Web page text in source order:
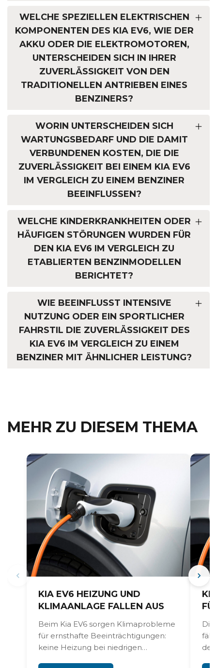
WELCHE SPEZIELLEN ELEKTRISCHEN
KOMPONENTEN DES KIA EV6, WIE DER
AKKU ODER DIE ELEKTROMOTOREN,
UNTERSCHEIDEN SICH IN IHRER
ZUVERLÄSSIGKEIT VON DEN
TRADITIONELLEN ANTRIEBEN EINES
BENZINERS?
WORIN UNTERSCHEIDEN SICH
WARTUNGSBEDARF UND DIE DAMIT
VERBUNDENEN KOSTEN, DIE DIE
ZUVERLÄSSIGKEIT BEI EINEM KIA EV6
IM VERGLEICH ZU EINEM BENZINER
BEEINFLUSSEN?
WELCHE KINDERKRANKHEITEN ODER
HÄUFIGEN STÖRUNGEN WURDEN FÜR
DEN KIA EV6 IM VERGLEICH ZU
ETABLIERTEN BENZINMODELLEN
BERICHTET?
WIE BEEINFLUSST INTENSIVE
NUTZUNG ODER EIN SPORTLICHER
FAHRSTIL DIE ZUVERLÄSSIGKEIT DES
KIA EV6 IM VERGLEICH ZU EINEM
BENZINER MIT ÄHNLICHER LEISTUNG?
MEHR ZU DIESEM THEMA
KIA EV6 HEIZUNG UND
KLIMAANLAGE FALLEN AUS
Beim Kia EV6 sorgen Klimaprobleme
für ernsthafte Beeinträchtigungen:
keine Heizung bei niedrigen
fällt
der